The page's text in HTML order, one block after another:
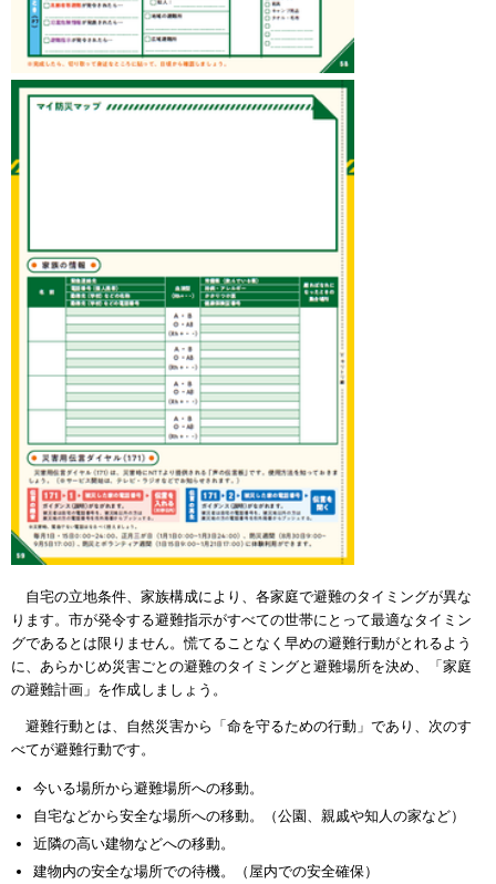
自宅の立地条件、家族構成により、各家庭で避難のタイミングが異な
ります。市が発令する避難指示がすべての世帯にとって最適なタイミン
グであるとは限りません。慌てることなく早めの避難行動がとれるよう
に、あらかじめ災害ごとの避難のタイミングと 避難場所を決め、「家庭
の避難計画」を作成しましょう。
避難行動とは、自然災害から「命を守るための行動」であり、次のす
べてが避難行動です。
今いる場所から避難場所への移動。
自宅などから安全な場所への移動。（公園、親戚や知人の家など）
近隣の高い建物などへの移動。
建物内の安全な場所での待機。（屋内での安全確保）